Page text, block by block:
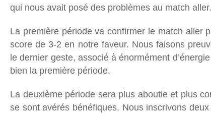
qui nous avait posé des problèmes au match aller.
La première période va confirmer le match aller
score de 3-2 en notre faveur. Nous faisons
le dernier geste, associé à énormément
bien la première période.
La deuxième période sera plus aboutie et plus
se sont avérés bénéfiques. Nous inscrivons